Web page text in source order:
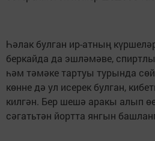
Һәлак булган ир-атның
беркайда да эшләмәве,
һәм тәмәке тартуы турында
көнне дә ул исерек булган,
килгән. Бер шешә аракы алып
сәгатьтән йортта янгын